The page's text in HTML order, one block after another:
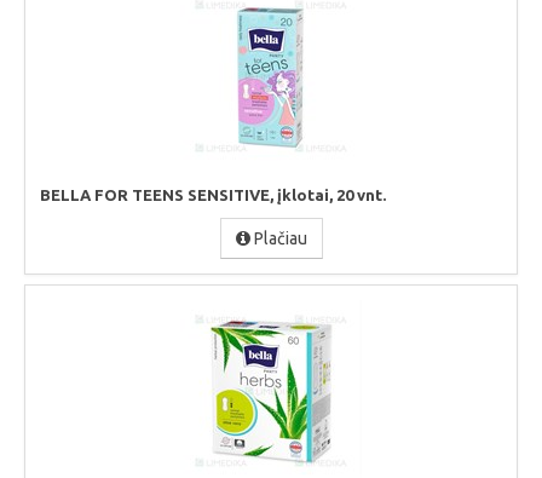
BELLA FOR TEENS SENSITIVE, įklotai, 20 vnt.
Plačiau